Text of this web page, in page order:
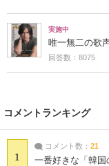
実施中
唯一無二の歌
回答数：8075
コメントランキング
1
コメント数： 21
一番好きな「韓